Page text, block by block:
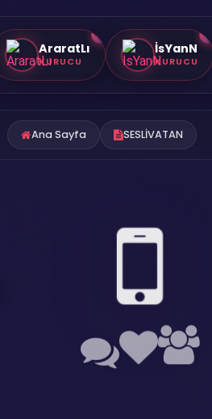
AraratLı
KURUCU
👑
İsYanN
KURUCU
👑
Ana Sayfa SESLİVATAN